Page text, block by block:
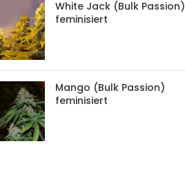
White Jack (Bulk Passion)
feminisiert
Mango (Bulk Passion)
feminisiert